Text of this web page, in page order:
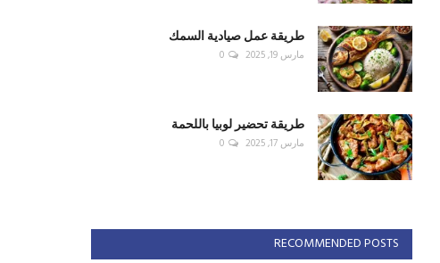
طريقة عمل صيادية السمك
مارس 19, 2025 0
طريقة تحضير لوبيا باللحمة
مارس 17, 2025 0
RECOMMENDED POSTS